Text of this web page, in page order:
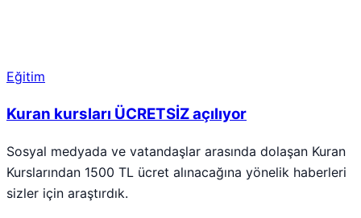
Eğitim
Kuran kursları ÜCRETSİZ açılıyor
Sosyal medyada ve vatandaşlar arasında dolaşan Kuran
Kurslarından 1500 TL ücret alınacağına yönelik haberleri
sizler için araştırdık.